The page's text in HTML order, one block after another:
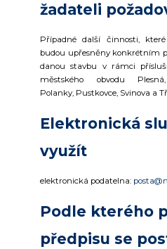
žadateli
Případné další činnosti,
budou upřesněny konkrétním
danou stavbu v rámci
městského obvodu
Polanky, Pustkovce, Svinova a
Elektronická
využít
elektronická podatelna:
Podle kterého
předpisu se